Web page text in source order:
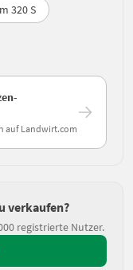
320 S
auf Landwirt.com
verkaufen?
registrierte Nutzer.